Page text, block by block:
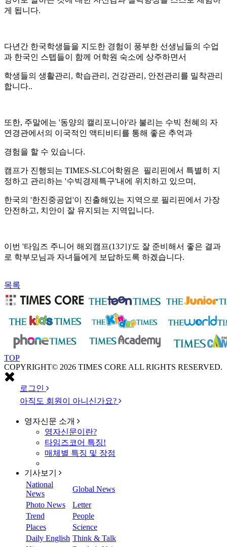
게 됩니다.
다년간 한국학생들을 지도한 경험이 풍부한 선생님들의 수업
과 한국인 스텝들이 함께 어학원 숙소에 상주하면서
학생들의 생활관리, 학습관리, 건강관리, 안전관리를 밀착관리
합니다..
또한, 주말에는 '동양의 캘리포니아'라 불리는 수빅 천혜의 자
연경관에서의 이국적인 액티비티를 통해 좋은 추억과
경험을 할 수 있습니다.
캠프가 진행되는 TIMES-SLC어학원은 필리핀에서 특별히 지
정하고 관리하는 '수빅경제특구'내에 위치하고 있으며,
한국의 '한진중공업'이 진출해있는 지역으로 필리핀에서 가장
안전하고, 치안이 잘 유지되는 지역입니다.
이번 '타임즈 주니어 해외캠프(13기)'도 잘 준비해서 좋은 결과
로 학부모님과 자녀들에게 보답하도록 하겠습니다.
목록
TOP
COPYRIGHT© 2026 TIMES CORE ALL RIGHTS RESERVED.
로그인
아직도 회원이 아니신가요?
영자신문 소개
영자신문이란?
타임즈코어 특징!
매체별 특징 및 장점
기사보기
National
News
Global News
Photo News
Letter
Trend
People
Places
Science
Daily English Think & Talk